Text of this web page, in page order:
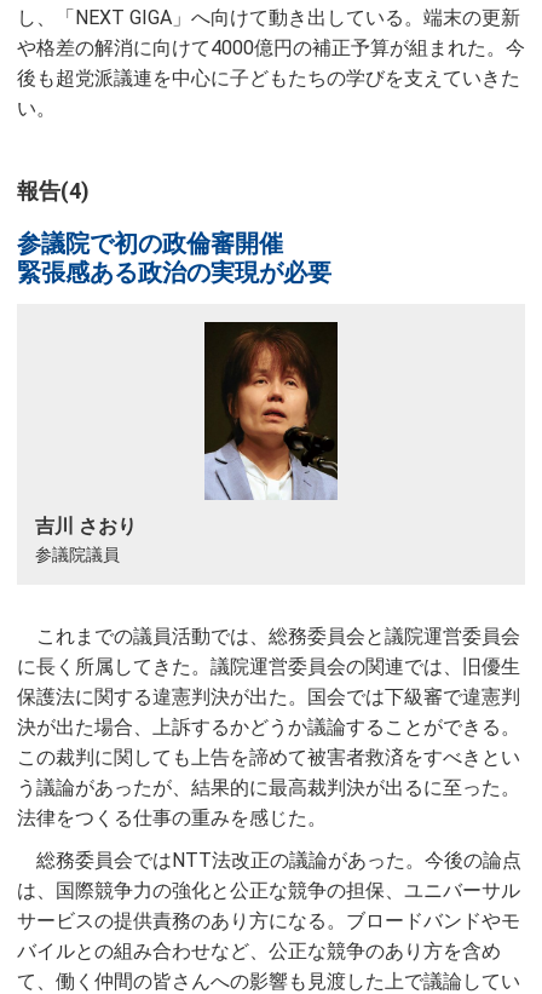
し、「NEXT GIGA」へ向けて動き出している。端末の更新
や格差の解消に向けて4000億円の補正予算が組まれた。今
後も超党派議連を中心に子どもたちの学びを支えていきた
い。
報告(4)
参議院で初の政倫審開催
緊張感ある政治の実現が必要
吉川 さおり
参議院議員
これまでの議員活動では、総務委員会と議院運営委員会
に長く所属してきた。議院運営委員会の関連では、旧優生
保護法に関する違憲判決が出た。国会では下級審で違憲判
決が出た場合、上訴するかどうか議論することができる。
この裁判に関しても上告を諦めて被害者救済をすべきとい
う議論があったが、結果的に最高裁判決が出るに至った。
法律をつくる仕事の重みを感じた。
総務委員会ではNTT法改正の議論があった。今後の論点
は、国際競争力の強化と公正な競争の担保、ユニバーサル
サービスの提供責務のあり方になる。ブロードバンドやモ
バイルとの組み合わせなど、公正な競争のあり方を含め
て、働く仲間の皆さんへの影響も見渡した上で議論してい